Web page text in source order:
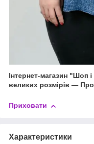
Інтернет-магазин "Шоп і
великих розмірів —
Приховати
Характеристики